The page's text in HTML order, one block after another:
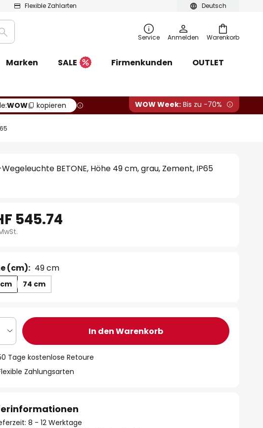
Deutsch
Flexible Zahlarten
Warenkorb
Suche Service Anmelden
Marken SALE Firmenkunden
OUTLET
WOW kopieren WOW Week: Bis zu -70%
Wegeleuchte BETONE, Höhe 49 cm, grau, Zement, IP65
545.74
(cm): 49 cm
74 cm
In den Warenkorb
Tage kostenlose Retoure
Zahlungsarten
8 - 12 Werktage